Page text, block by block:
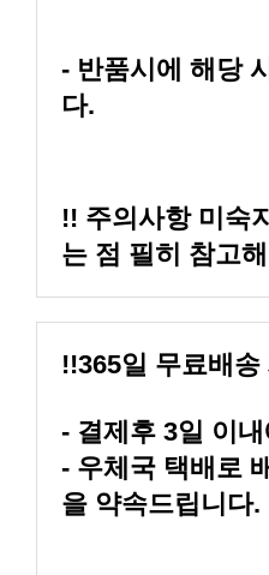
다.
는 점 필히 참고
!!365일 무료배송
- 결제후 3일 이
을 약속드립니다.